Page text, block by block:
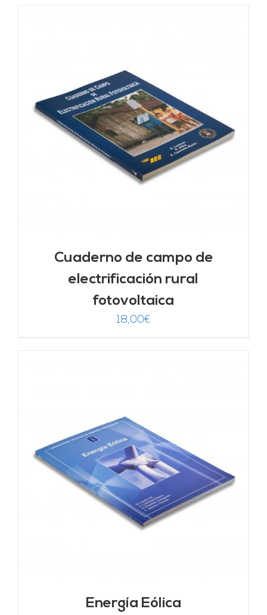
Cuaderno de campo de
electrificación rural
fotovoltaica
18,00€
Energía Eólica